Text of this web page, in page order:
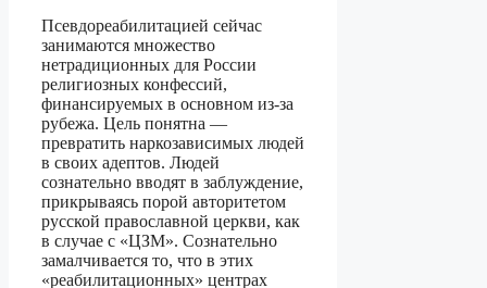
Псевдореабилитацией сейчас
занимаются множество
нетрадиционных для России
религиозных конфессий,
финансируемых в основном из-за
рубежа. Цель понятна —
превратить наркозависимых людей
в своих адептов. Людей
сознательно вводят в заблуждение,
прикрываясь порой авторитетом
русской православной церкви, как
в случае с «ЦЗМ». Сознательно
замалчивается то, что в этих
«реабилитационных» центрах